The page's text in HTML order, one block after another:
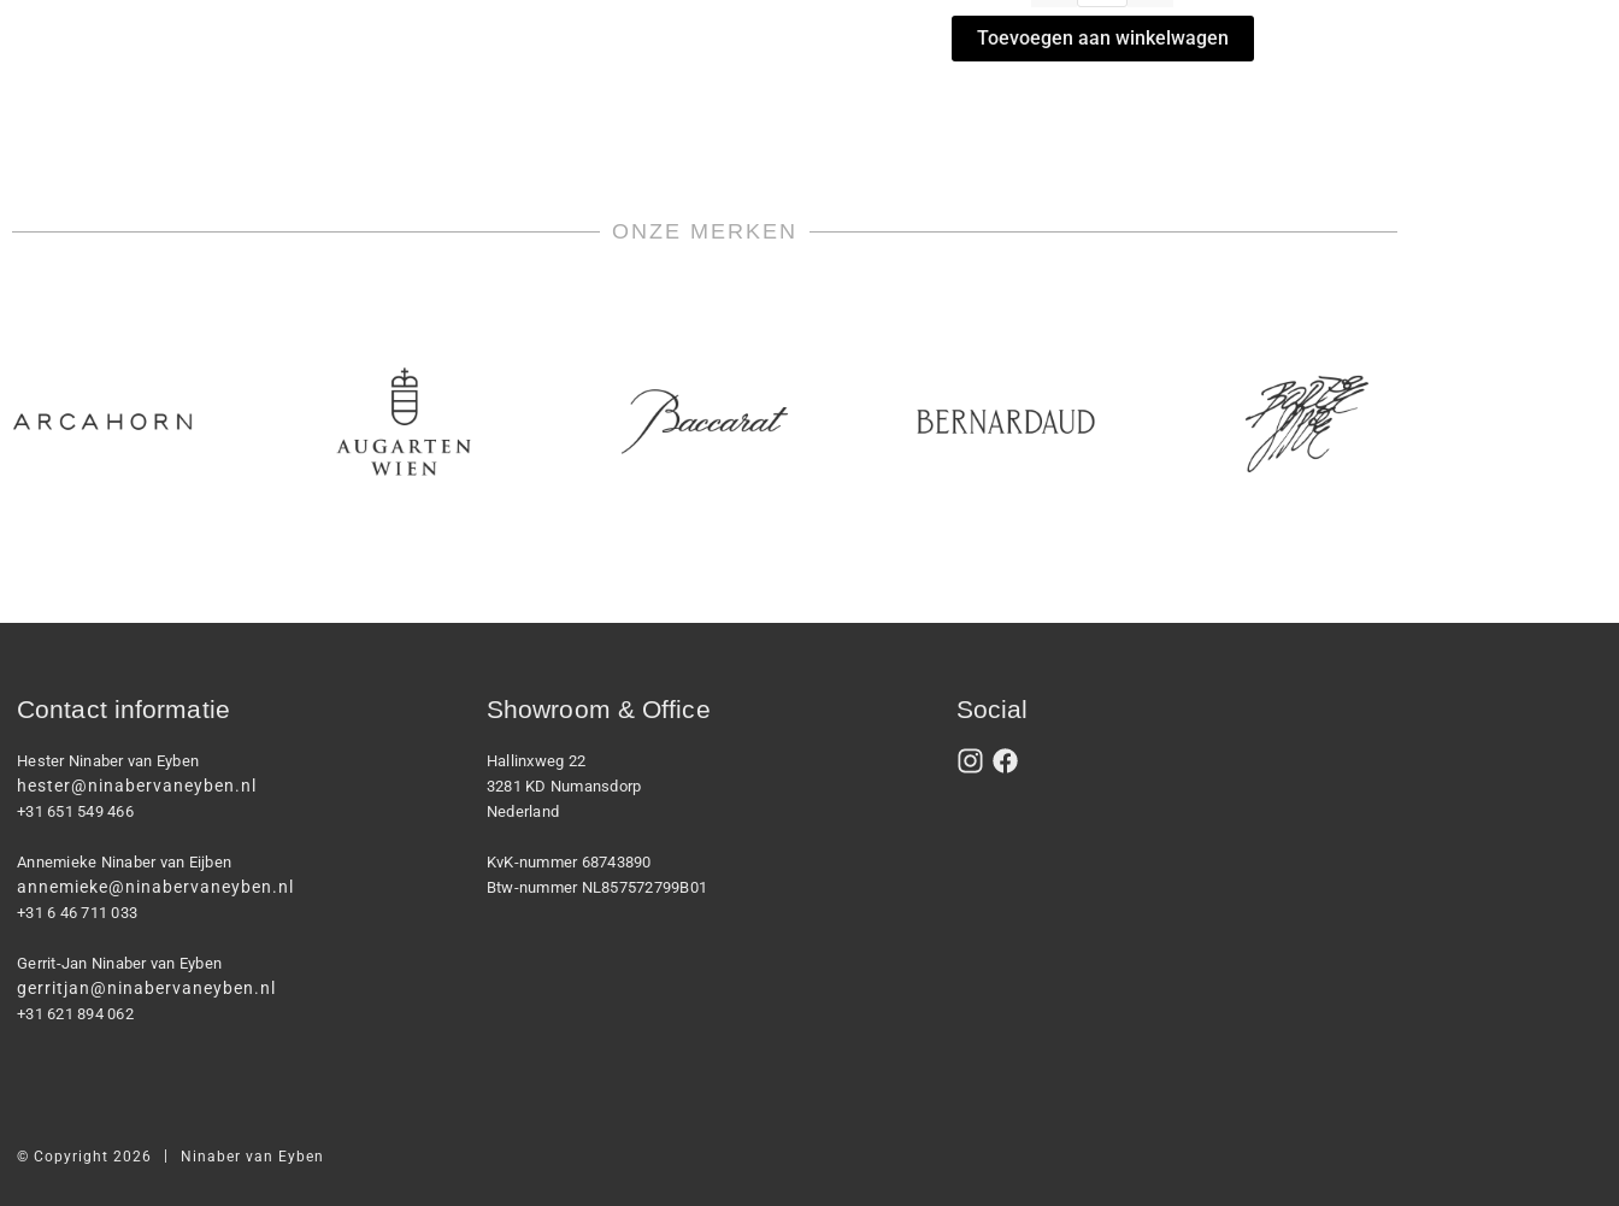
-
Vazen
"City"
Toevoegen aan winkelwagen
ONZE MERKEN
Contact informatie
Hester Ninaber van Eyben
hester@ninabervaneyben.nl
+31 651 549 466
Annemieke Ninaber van Eijben
annemieke@ninabervaneyben.nl
+31 6 46 711 033
Gerrit-Jan Ninaber van Eyben
gerritjan@ninabervaneyben.nl
+31 621 894 062
Showroom & Office
Hallinxweg 22
3281 KD Numansdorp
Nederland
KvK-nummer 68743890
Btw-nummer NL857572799B01
Social
© Copyright 2026 Ninaber van Eyben